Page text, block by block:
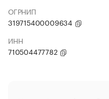
ОГРНИП
319715400009634
ИНН
710504477782